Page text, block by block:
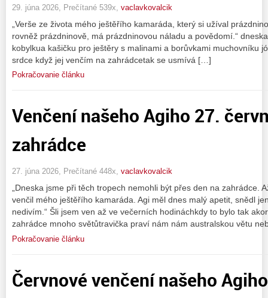
29. júna 2026, Prečítané 539x, vaclavkovalcik
„Verše ze života mého ještěřího kamaráda, který si užíval
rovněž prázdninově, má prázdninovou náladu a povědomí.“
kobylkua kašičku pro ještěry s malinami a borůvkami muchovníku
srdce když jej venčím na zahrádcetak se usmívá […]
Pokračovanie článku
Venčení našeho Agiho 27.
zahrádce
27. júna 2026, Prečítané 448x, vaclavkovalcik
„Dneska jsme při těch tropech nemohli být přes den na zahrádce.
venčil mého ještěřího kamaráda. Agi měl dnes malý apetit, snědl
nedivím.“ Šli jsem ven až ve večerních hodináchkdy to bylo tak
zahrádce mnoho světůtravička praví nám nám australskou větu
Pokračovanie článku
Červnové venčení našeho